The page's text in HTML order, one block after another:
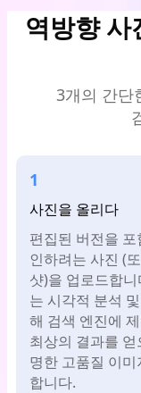
어. 이 도
프루키 M.
솔직히 안
제 사진들
젠장, 그
했어. 정
아서 그들
역방향 사
3개의 간단
1
사진을 올리다
편집된 버전을
인하려는 사진 (
샷)을 업로드합
는 시각적 분석
해 검색 엔진에
최상의 결과를 얻
명한 고품질 이
합니다.